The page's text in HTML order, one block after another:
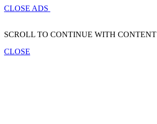
CLOSE ADS
SCROLL TO CONTINUE WITH CONTENT
CLOSE